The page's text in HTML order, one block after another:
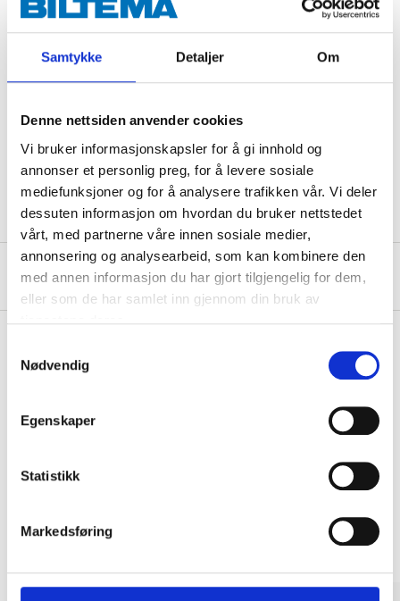
Samtykke Detaljer Om
Denne nettsiden anvender cookies
Vi bruker informasjonskapsler for å gi innhold og
annonser et personlig preg, for å levere sosiale
mediefunksjoner og for å analysere trafikken vår. Vi deler
dessuten informasjon om hvordan du bruker nettstedet
vårt, med partnerne våre innen sosiale medier,
annonsering og analysearbeid, som kan kombinere den
med annen informasjon du har gjort tilgjengelig for dem,
eller som de har samlet inn gjennom din bruk av
Nødvendig
Egenskaper
Statistikk
Markedsføring
Technical specifications
Material 70% galvanized steel wire,
30% PVC
About the manufacturer
Other customers also bought